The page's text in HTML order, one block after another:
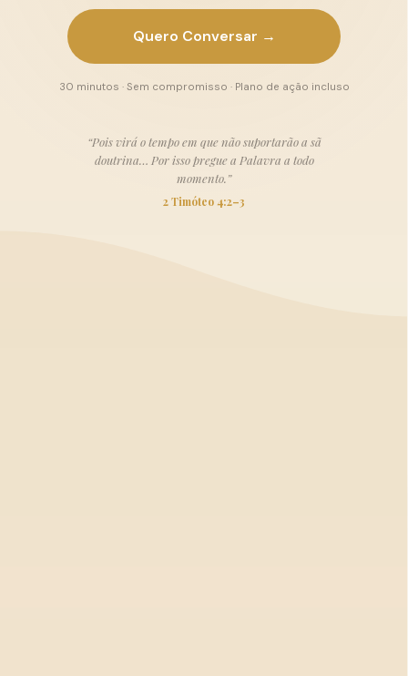
Quero Conversar →
30 minutos · Sem compromisso · Plano de ação incluso
“Pois virá o tempo em que não suportarão a sã
doutrina… Por isso pregue a Palavra a todo
momento.”
2 Timóteo 4:2–3